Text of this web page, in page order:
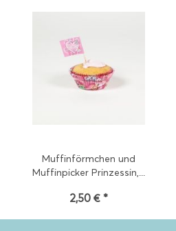
Muffinförmchen und
Muffinpicker Prinzessin,...
2,50 € *